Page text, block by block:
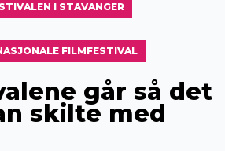
I STAVANGER
FILMFESTIVAL
går så det
skilte med